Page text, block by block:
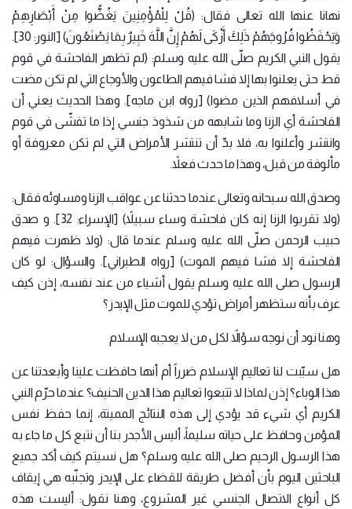
نهانا عنها الله تعالى فقال: (قُلْ لِلْمُؤْمِنِينَ يَغُضُّوا مِنْ أَبْصَارِهِمْ
وَيَحْفَظُوا فُرُوجَهُمْ ذَلِكَ أَزْكَى لَهُمْ إِنَّ اللَّهَ خَبِيرٌ بِمَا يَصْنَعُونَ) [النور: 30].
يقول النبي الكريم صلّى الله عليه وسلم: (لم تظهر الفاحشة في قوم
قط حتى يعلنوا بها إلا فشا فيهم الطاعون والأوجاع التي لم تكن مضت
في أسلافهم الذين مضوا) [رواه ابن ماجه]. وهذا الحديث يعني أن
الفاحشة أي الزنا وما شابهه من شذوذ جنسي إذا ما تفشّى في قوم
وانتشر وأعلنوا به، فلا بدّ أن تنتشر الأمراض التي لم تكن معروفة أو
مألوفة من قبل، وهذا ما حدث فعلاً.
وصدق الله سبحانه وتعالى عندما حدثنا عن عواقب الزنا ومساوئه فقال:
(ولا تقربوا الزنا إنه كان فاحشة وساء سبيلاً) [الإسراء: 32]. و صدق
حبيب الرحمن صلّى الله عليه وسلم عندما قال: (ولا ظهرت فيهم
الفاحشة إلا فشا فيهم الموت) [رواه الطبراني]. والسؤال: لو كان
الرسول صلى الله عليه وسلم يقول أشياء من عند نفسه، إذن كيف
عرف بأنه ستظهر أمراض تؤدي للموت مثل الإيدز؟
وهنا نود أن نوجه سؤالاً لكل من لا يعجبه الإسلام
هل سبّبت لنا تعاليم الإسلام ضرراً أم أنها حافظت علينا وأبعدتنا عن
هذا الوباء؟ إذن لماذا لا تتبعوا تعاليم هذا الدين الحنيف؟ عندما حرّم النبي
الكريم أي شيء قد يؤدي إلى هذه النتائج المميتة، إنما حفظ نفس
المؤمن وحافظ على حياته سليماً، أليس الأجدر بنا أن نتبع كل ما جاء به
هذا الرسول الرحيم صلى الله عليه وسلم؟ هل نسيتم كيف أكد جميع
الباحثين اليوم بأن أفضل طريقة للقضاء على الإيدز وتجنّبه هي إيقاف
كل أنواع الاتصال الجنسي غير المشروع، وهنا نقول: أليست هذه